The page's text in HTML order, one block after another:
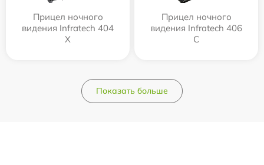
Прицел ночного
видения Infratech 404
Х
Прицел ночного
видения Infratech 406
С
Показать больше